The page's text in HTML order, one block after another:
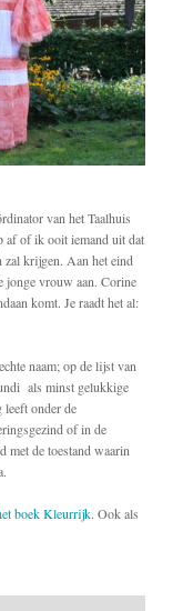
van het Taalhuis
af of ik ooit iemand uit dat
zal krijgen. Aan het eind
jonge vrouw aan. Corine
komt. Je raadt het al:
naam; op de lijst van
als minst gelukkige
onder de
of in de
met de toestand waarin
boek Kleurrijk. Ook als